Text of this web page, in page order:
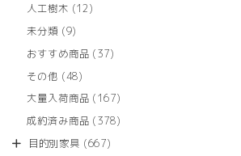
人工樹木
1212
商
未分類 99
の
商
おすすめ商品 3737
商
その他 4848
の
商
大量入荷商品 167167
の
成約済み商品 378378
目的別家具 667667